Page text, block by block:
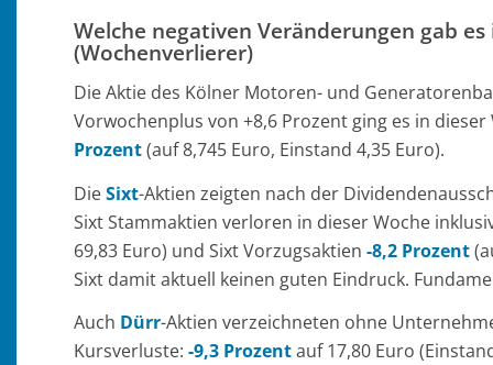
Welche negativen Veränderungen gab
(Wochenverlierer)
Die Aktie des Kölner Motoren- und
Vorwochenplus von +8,6 Prozent ging es in
Prozent(auf 8,745 Euro, Einstand 4,35 Euro).
DieSixt-Aktien zeigten nach der
Sixt Stammaktien verloren in dieser Woche
69,83 Euro) und Sixt Vorzugsaktien -8,2 Prozent
Sixt damit aktuell keinen guten Eindruck.
Auch Dürr-Aktien verzeichneten ohne
Kursverluste: -9,3 Prozentauf 17,80 Euro